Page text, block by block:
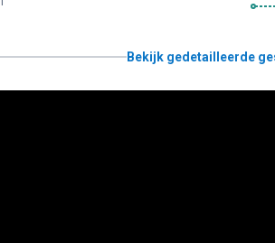
Bekijk gedetailleerde